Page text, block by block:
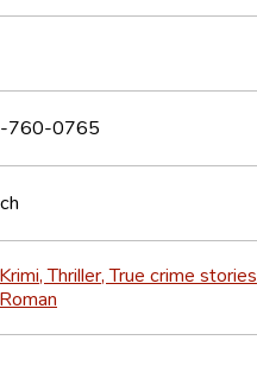
760-0765
Krimi, Thriller, True crime stories
Roman